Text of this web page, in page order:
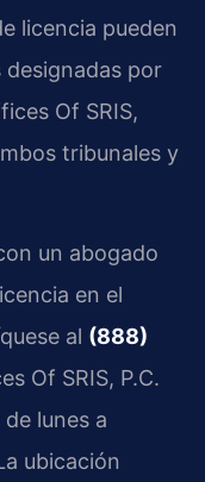
licencia pueden
designadas por
Of SRIS,
tribunales y
un abogado
en el
al (888)
Of SRIS, P.C.
lunes a
ubicación